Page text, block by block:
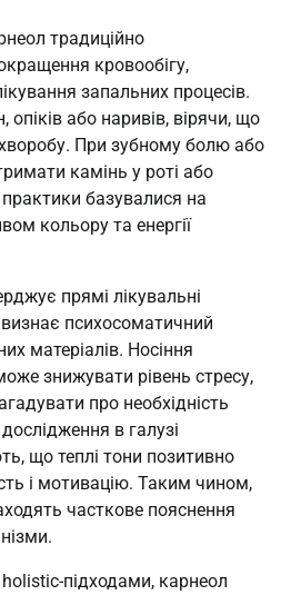
традиційно
кровообігу,
запальних процесів.
або наривів, вірячи, що
При зубному болю або
камінь у роті або
практики базувалися на
кольору та енергії
прямі лікувальні
психосоматичний
матеріалів. Носіння
знижувати рівень стресу,
про необхідність
в галузі
що теплі тони позитивно
і мотивацію. Таким чином,
часткове пояснення
підходами, карнеол